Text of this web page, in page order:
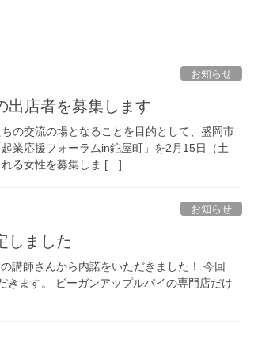
お知らせ
出店者を募集します
の交流の場となることを目的として、盛岡市
業応援フォーラムin鉈屋町」を2月15日（土
る女性を募集しま […]
お知らせ
しました
講師さんから内諾をいただきました！ 今回
ます。 ビーガンアップルパイの専門店だけ